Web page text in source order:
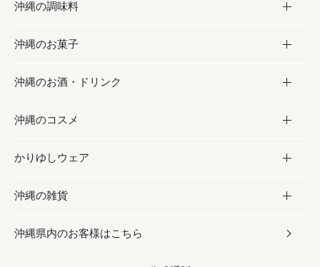
フルーツ・野菜
お肉
海産物
加工食品
缶詰／パウチ
沖縄料理
沖縄そば／乾麺
レトルト食品
乾物／粉類
沖縄の調味料
調味料
砂糖／黒砂糖
塩
お酢／ドレッシング
しょうゆ
みそ
沖縄のお菓子
お菓子
黒糖
ちんすこう
伝統菓子
スナック
沖縄のお酒・ドリンク
お酒・ドリンク
泡盛
ビール・チューハイ
ワイン・ウィスキー・カクテル
沖縄のコスメ
コスメ
スキンケア
ボディケア
かりゆしウェア
かりゆしウェア
メンズ
沖縄の雑貨
雑貨
沖縄県内のお客様はこちら